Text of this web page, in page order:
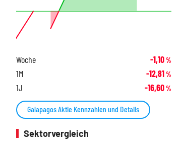
Woche -1,10%
1M -12,81%
1J -16,60%
Galapagos Aktie Kennzahlen und Details
Sektorvergleich